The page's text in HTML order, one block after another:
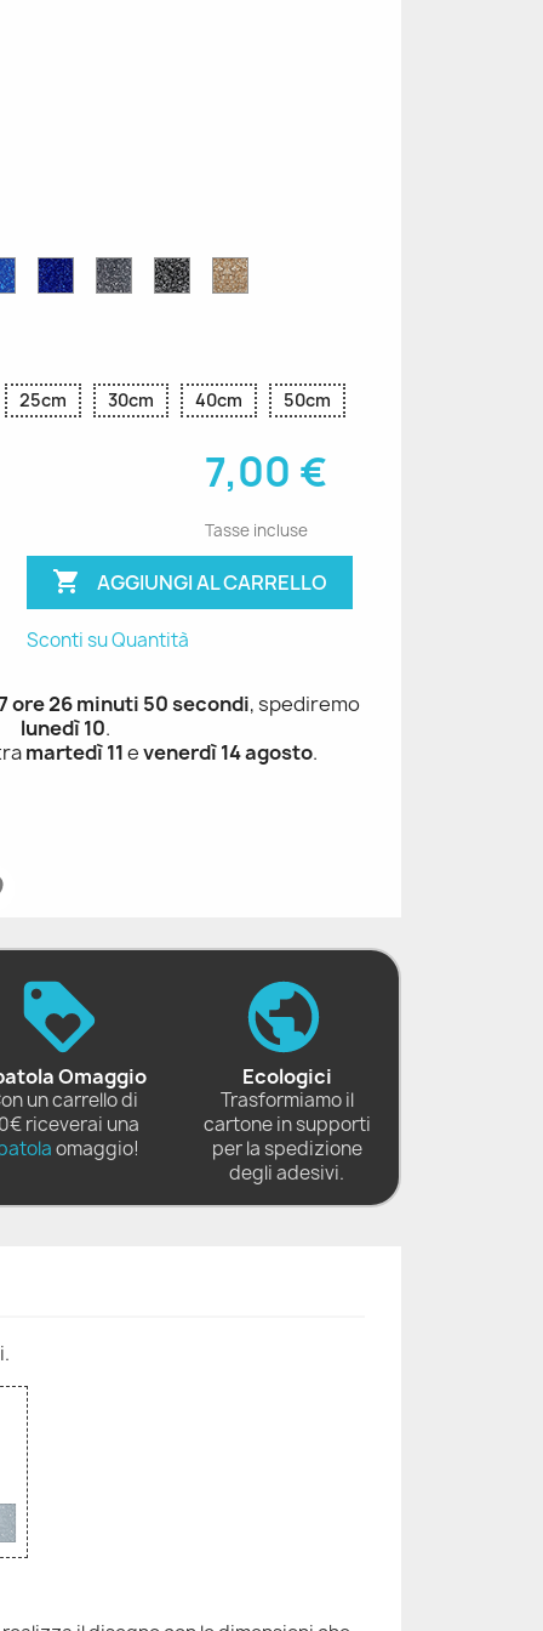
Blu
Zaffiro
Blu
Cobalto
Grigio
Glitter
Nero
Glitter
Oro
Glitter
25cm 30cm 40cm 50cm
7,00 €
Tasse incluse
 AGGIUNGI AL CARRELLO
Sconti su Quantità
ore 26 minuti 49 secondi, spediremo
lunedì 10.
martedì 11evenerdì 14 agosto.
Omaggio
un carrello di
riceverai una
omaggio!
Ecologici
Trasformiamo il
cartone in supporti
per la spedizione
degli adesivi.